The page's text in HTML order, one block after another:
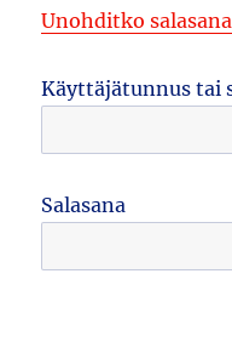
Unohditko
Käyttäjätunnus tai
Salasana